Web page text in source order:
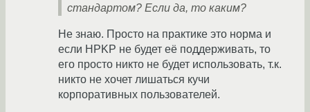
стандартом? Если да, то каким?
Не знаю. Просто на практике это норма и
если HPKP не будет её поддерживать, то
его просто никто не будет использовать, т.к.
никто не хочет лишаться кучи
корпоративных пользователей.